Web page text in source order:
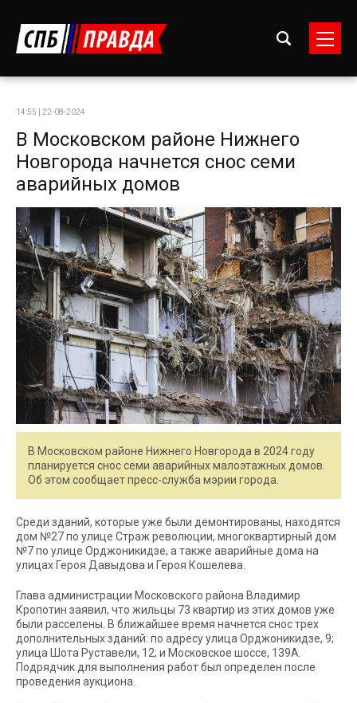
14:55 | 22-08-2024
В Московском районе Нижнего
Новгорода начнется снос семи
аварийных домов
В Московском районе Нижнего Новгорода в 2024 году
планируется снос семи аварийных малоэтажных домов.
Об этом сообщает пресс-служба мэрии города.
Среди зданий, которые уже были демонтированы, находятся
дом №27 по улице Страж революции, многоквартирный дом
№7 по улице Орджоникидзе, а также аварийные дома на
улицах Героя Давыдова и Героя Кошелева.
Глава администрации Московского района Владимир
Кропотин заявил, что жильцы 73 квартир из этих домов уже
были расселены. В ближайшее время начнется снос трех
дополнительных зданий: по адресу улица Орджоникидзе, 9;
улица Шота Руставели, 12; и Московское шоссе, 139А.
Подрядчик для выполнения работ был определен после
проведения аукциона.